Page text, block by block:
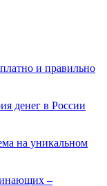
и правильно
денег в России
на уникальном
–